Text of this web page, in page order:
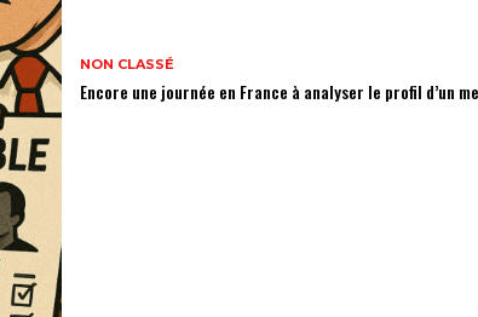
NON CLASSÉ
Encore une journée en France à analyser le profil